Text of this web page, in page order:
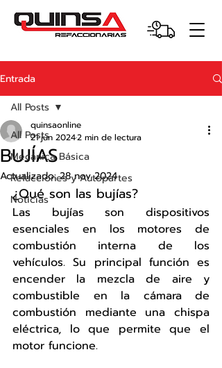
Entrada
All Posts
Mecánica Básica
Refacciones y Autopartes
Noticias
All Posts
BUJÍAS
quinsaonline
21 jun 20242 min de lectura
Actualizado:28 nov 2024
¿Qué son las bujías?
Las bujías son dispositivos
esenciales en los motores de
combustión interna de los
vehículos. Su principal función es
encender la mezcla de aire y
combustible en la cámara de
combustión mediante una chispa
eléctrica, lo que permite que el
motor funcione.